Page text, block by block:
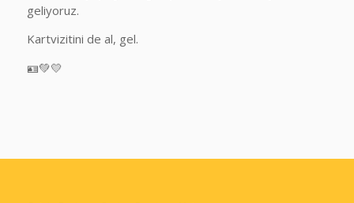
geliyoruz.
Kartvizitini de al, gel.
🪪💚💛